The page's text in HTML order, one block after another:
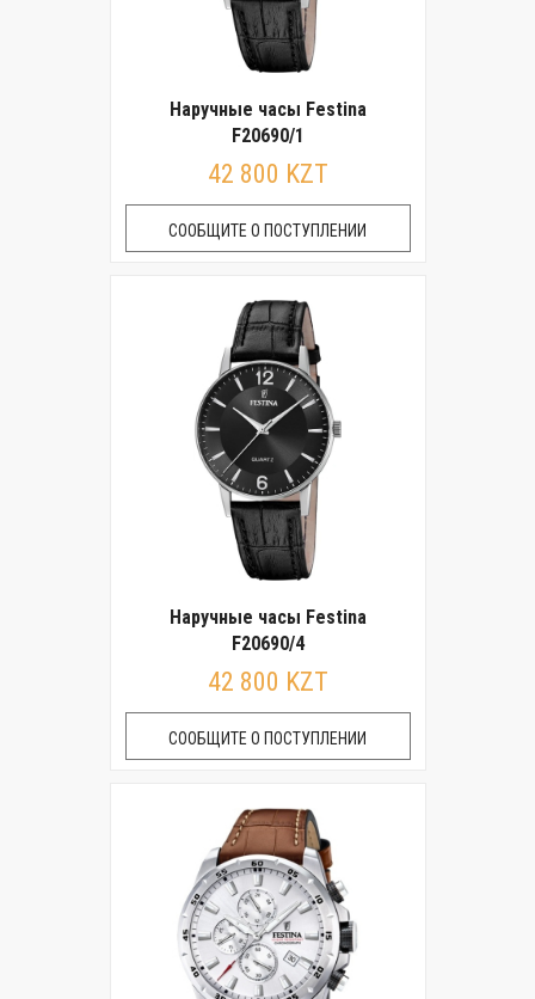
Наручные часы Festina
F20690/1
42 800 KZT
СООБЩИТЕ О ПОСТУПЛЕНИИ
Наручные часы Festina
F20690/4
42 800 KZT
СООБЩИТЕ О ПОСТУПЛЕНИИ